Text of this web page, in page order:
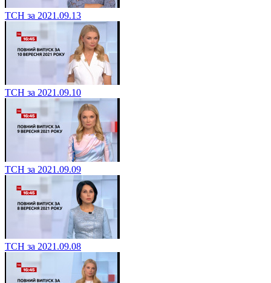
ТСН за 2021.09.13
ТСН за 2021.09.10
ТСН за 2021.09.09
ТСН за 2021.09.08